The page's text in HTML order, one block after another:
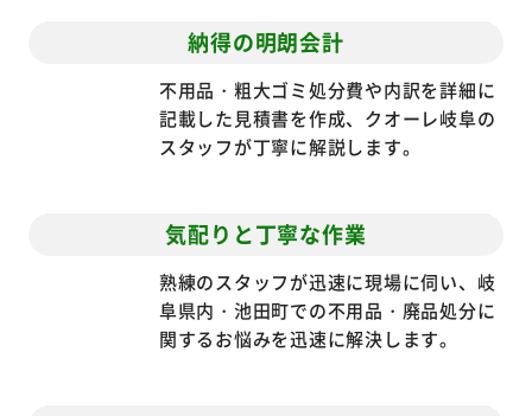
納得の明朗会計
記載した見積書を作成、クオーレ岐阜の
気配りと丁寧な作業